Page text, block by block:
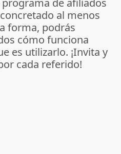
al menos
forma, podrás
cómo funciona
es utilizarlo. ¡Invita y
cada referido!